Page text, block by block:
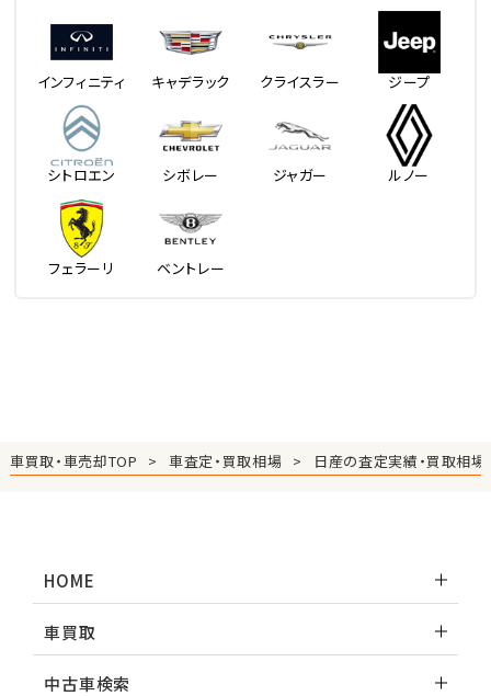
インフィニティ キャデラック クライスラー ジープ
シトロエン シボレー ジャガー ルノー
フェラーリ ベントレー
車買取・車売却TOP 車査定・買取相場 日産の査定実績・買取相場
HOME
車買取
中古車検索